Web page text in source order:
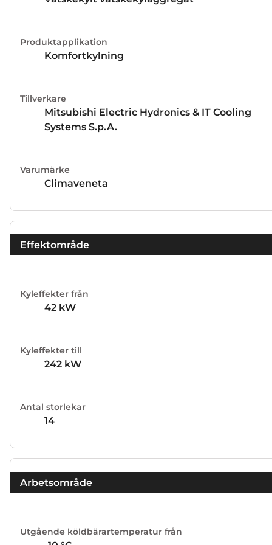
Produktapplikation
Komfortkylning
Tillverkare
Mitsubishi Electric Hydronics & IT Cooling
Systems S.p.A.
Varumärke
Climaveneta
Effektområde
Kyleffekter från
42 kW
Kyleffekter till
242 kW
Antal storlekar
14
Arbetsområde
Utgående köldbärartemperatur från